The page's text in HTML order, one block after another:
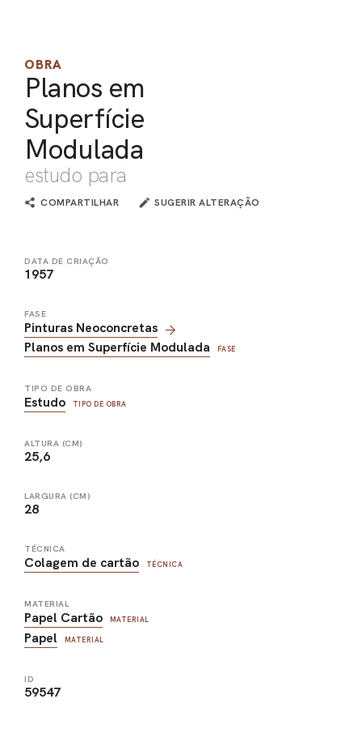
OBRA
Planos em
Superfície
Modulada
estudo para
COMPARTILHAR SUGERIR ALTERAÇÃO
DATA DE CRIAÇÃO
1957
FASE
Pinturas Neoconcretas
Planos em Superfície Modulada
FASE
TIPO DE OBRA
Estudo TIPO DE OBRA
ALTURA (CM)
25,6
LARGURA (CM)
28
TÉCNICA
Colagem de cartão TÉCNICA
MATERIAL
Papel Cartão MATERIAL
Papel MATERIAL
ID
59547